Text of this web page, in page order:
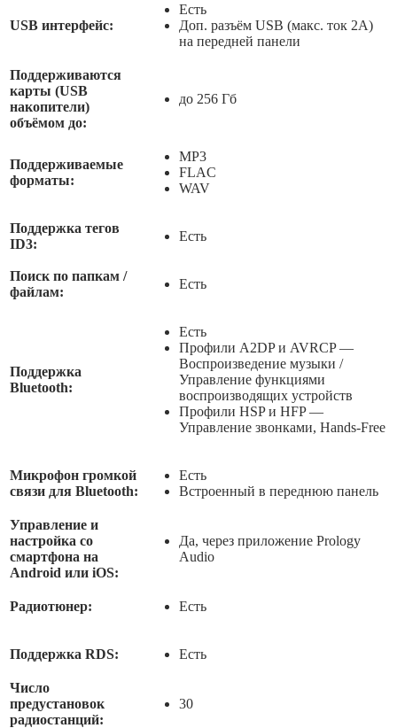
USB интерфейс:
Есть
Доп. разъём USB (макс. ток 2А)
на передней панели
Поддерживаются
карты (USB
накопители)
объёмом до:
до 256 Гб
Поддерживаемые
форматы:
MP3
FLAC
WAV
Поддержка тегов
ID3:
Есть
Поиск по папкам /
файлам:
Есть
Поддержка
Bluetooth:
Есть
Профили A2DP и AVRCP —
Воспроизведение музыки /
Управление функциями
воспроизводящих устройств
Профили HSP и HFP —
Управление звонками, Hands-Free
Микрофон громкой
связи для Bluetooth:
Есть
Встроенный в переднюю панель
Управление и
настройка со
смартфона на
Android или iOS:
Да, через приложение Prology
Audio
Радиотюнер: Есть
Поддержка RDS: Есть
Число
предустановок
радиостанций:
30